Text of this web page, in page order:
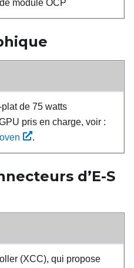
module OCP
de 75 watts
pris en charge, voir :
.
d’E-S
(XCC), qui propose